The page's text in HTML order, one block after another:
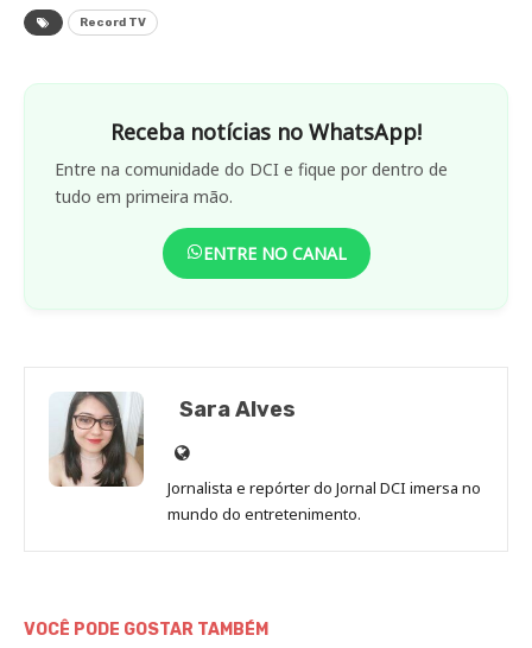
Record TV
Receba notícias no WhatsApp!
Entre na comunidade do DCI e fique por dentro de
tudo em primeira mão.
ENTRE NO CANAL
Sara Alves
Site
de
Sara
Jornalista e repórter do Jornal DCI imersa no
mundo do entretenimento.
VOCÊ PODE GOSTAR TAMBÉM